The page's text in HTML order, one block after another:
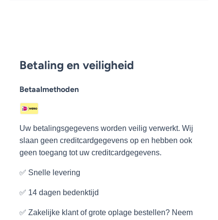
Betaling en veiligheid
Betaalmethoden
Uw betalingsgegevens worden veilig verwerkt. Wij
slaan geen creditcardgegevens op en hebben ook
geen toegang tot uw creditcardgegevens.
✅ Snelle levering
✅ 14 dagen bedenktijd
✅ Zakelijke klant of grote oplage bestellen? Neem